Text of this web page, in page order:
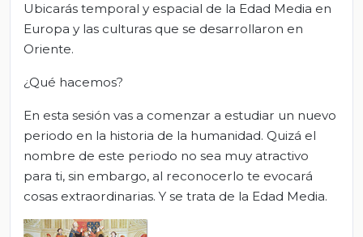
Ubicarás temporal y espacial de la Edad Media en
Europa y las culturas que se desarrollaron en
Oriente.
¿Qué hacemos?
En esta sesión vas a comenzar a estudiar un nuevo
periodo en la historia de la humanidad. Quizá el
nombre de este periodo no sea muy atractivo
para ti, sin embargo, al reconocerlo te evocará
cosas extraordinarias. Y se trata de la Edad Media.